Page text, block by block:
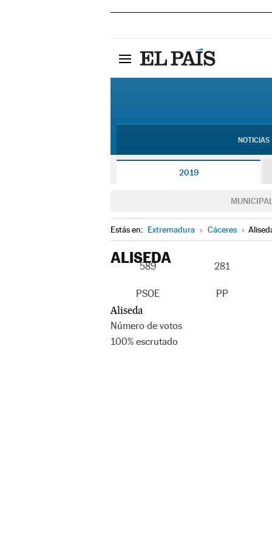
NOTICIAS
2019
Estás en: Extremadura » Cáceres »
ALISEDA
Aliseda
Número de votos
100% escrutado
PSOE PP
589 281